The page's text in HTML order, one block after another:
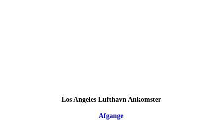
Los Angeles Lufthavn Ankomster
Afgange